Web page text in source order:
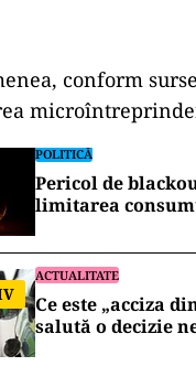
conform
POLITICĂ
Pericol de
limitarea
ACTUALITATE
Ce este „acciza
salută o decizie